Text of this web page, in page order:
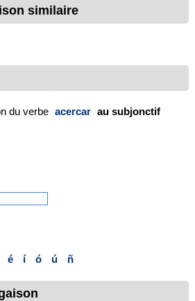
similaire
du verbe acercar au subjonctif
é í ó ú ñ